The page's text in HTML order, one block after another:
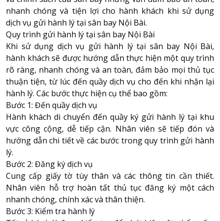
nhanh chóng và tiện lợi cho hành khách khi sử dụng
dịch vụ gửi hành lý tại sân bay Nội Bài.
Quy trình gửi hành lý tại sân bay Nội Bài
Khi sử dụng dịch vụ gửi hành lý tại sân bay Nội Bài,
hành khách sẽ được hướng dẫn thực hiện một quy trình
rõ ràng, nhanh chóng và an toàn, đảm bảo mọi thủ tục
thuận tiện, từ lúc đến quầy dịch vụ cho đến khi nhận lại
hành lý. Các bước thực hiện cụ thể bao gồm:
Bước 1: Đến quầy dịch vụ
Hành khách di chuyển đến quầy ký gửi hành lý tại khu
vực công cộng, dễ tiếp cận. Nhân viên sẽ tiếp đón và
hướng dẫn chi tiết về các bước trong quy trình gửi hành
lý.
Bước 2: Đăng ký dịch vụ
Cung cấp giấy tờ tùy thân và các thông tin cần thiết.
Nhân viên hỗ trợ hoàn tất thủ tục đăng ký một cách
nhanh chóng, chính xác và thân thiện.
Bước 3: Kiểm tra hành lý